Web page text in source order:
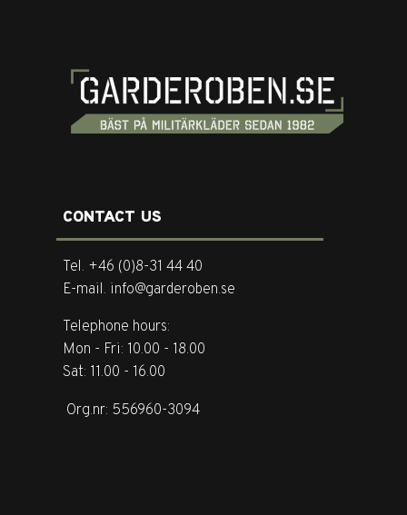
CONTACT US
Tel. +46 (0)8-31 44 40
E-mail. info@garderoben.se
Telephone hours:
Mon - Fri: 10.00 - 18.00
Sat: 11.00 - 16.00
Org.nr: 556960-3094